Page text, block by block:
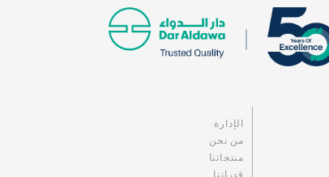
الإدارة
من نحن
منتجاتنا
قدراتنا